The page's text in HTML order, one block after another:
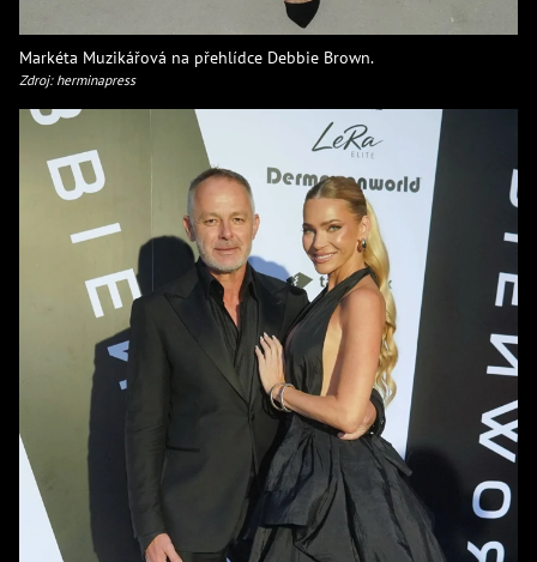
Markéta Muzikářová na přehlídce Debbie Brown.
Zdroj: herminapress